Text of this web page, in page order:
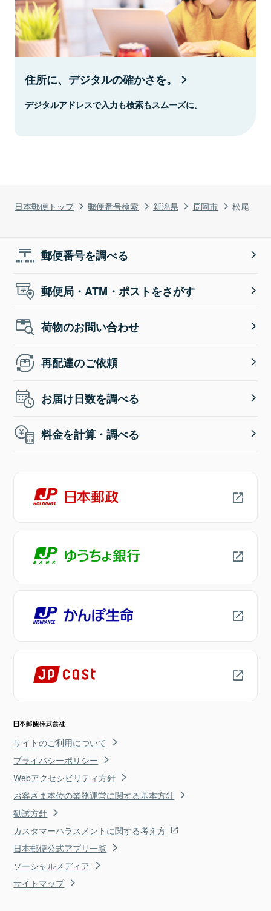
日本郵便トップ 郵便番号検索 新潟県 長岡市 松尾
住所に、デジタルの確かさを。
デジタルアドレスで入力も検索もスムーズに。
郵便番号を調べる
郵便局・ATM・ポストをさがす
荷物のお問い合わせ
再配達のご依頼
お届け日数を調べる
料金を計算・調べる
サイトのご利用について
プライバシーポリシー
Webアクセシビリティ方針
お客さま本位の業務運営に関する基本方針
勧誘方針
カスタマーハラスメントに関する考え方
日本郵便公式アプリ一覧
ソーシャルメディア
サイトマップ